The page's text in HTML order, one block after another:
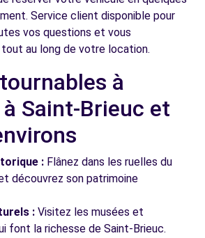
Service client disponible pour
vos questions et vous
au long de votre location.
à
Saint-Brieuc et
: Flânez dans les ruelles du
découvrez son patrimoine
: Visitez les musées et
font la richesse de Saint-Brieuc.